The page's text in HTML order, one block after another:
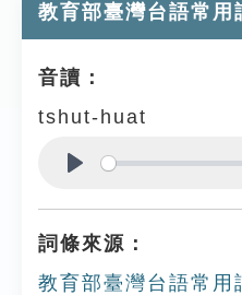
教育部臺灣台語常用
音讀：
tshut-huat
詞條來源：
教育部臺灣台語常用